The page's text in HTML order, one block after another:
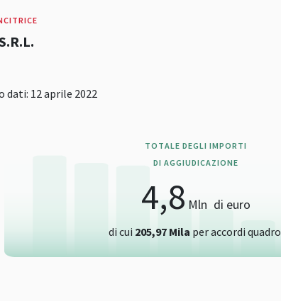
12 aprile 2022
TOTALE DEGLI IMPORTI
DI AGGIUDICAZIONE
4,8 Mln di euro
di cui 205,97 Mila per accordi quadro